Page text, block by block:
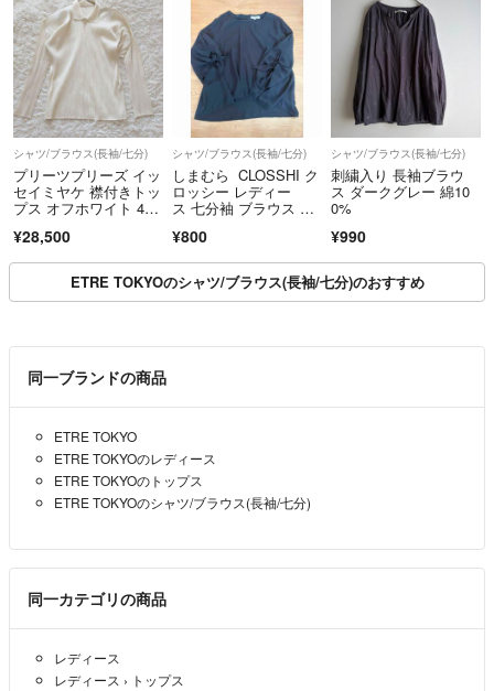
シャツ/ブラウス(長袖/七分)
プリーツプリーズ イッ
セイミヤケ 襟付きトッ
プス オフホワイト 4サ
¥28,500
シャツ/ブラウス(長袖/七分)
しまむら CLOSSHI ク
ロッシー レディー
ス 七分袖 ブラウス ネ
¥800
シャツ/ブラウス(長袖/七分)
刺繍入り 長袖ブラウ
ス ダークグレー 綿10
0%
¥990
ETRE TOKYOのシャツ/ブラウス(長袖/七分)のおすすめ
同一ブランドの商品
ETRE TOKYO
ETRE TOKYOのレディース
ETRE TOKYOのトップス
ETRE TOKYOのシャツ/ブラウス(長袖/七分)
同一カテゴリの商品
レディース
レディース › トップス